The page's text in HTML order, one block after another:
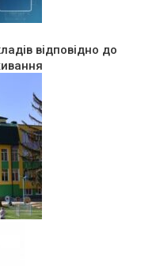
відповідно до